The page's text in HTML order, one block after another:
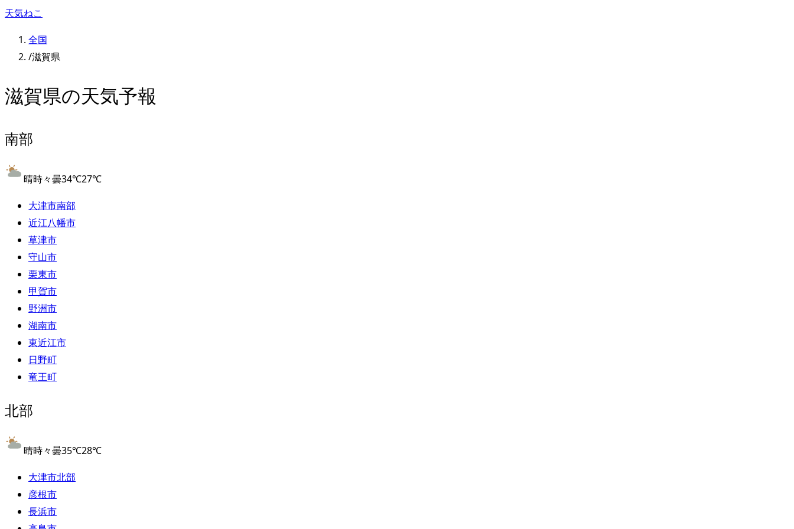
天気ねこ
全国
/滋賀県
滋賀県の天気予報
南部
晴時々曇34℃27℃
大津市南部
近江八幡市
草津市
守山市
栗東市
甲賀市
野洲市
湖南市
東近江市
日野町
竜王町
北部
晴時々曇35℃28℃
大津市北部
彦根市
長浜市